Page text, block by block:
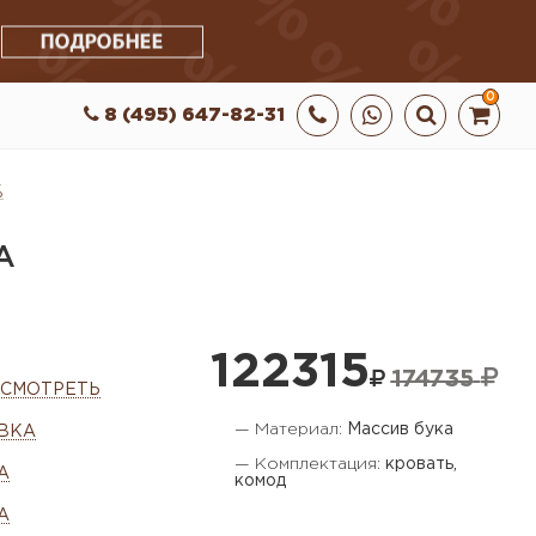
0
8 (495) 647-82-31
122315 174735
— Материал: Массив бука
— Комплектация: кровать,
комод